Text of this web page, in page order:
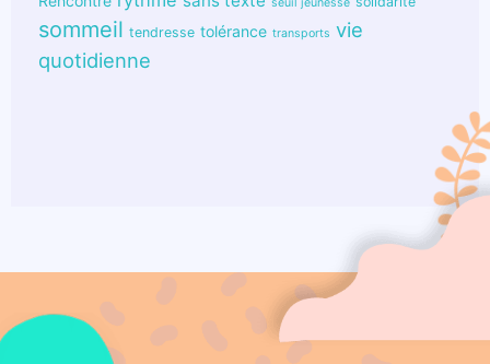
seuil jeunesse
sommeil tendresse tolérance transports vie
quotidienne